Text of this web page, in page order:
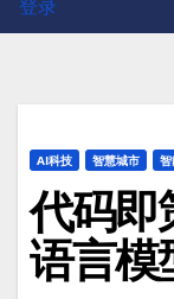
登录
AI科技 智慧城市
代码即
语言模